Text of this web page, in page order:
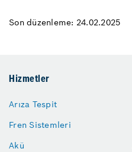
Son düzenleme: 24.02.2025
Hizmetler
Arıza Tespit
Fren Sistemleri
Akü